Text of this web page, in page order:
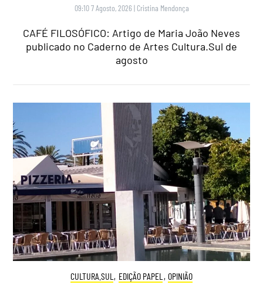
09:10 7 Agosto, 2026 | Cristina Mendonça
CAFÉ FILOSÓFICO: Artigo de Maria João Neves
publicado no Caderno de Artes Cultura.Sul de
agosto
CULTURA.SUL , EDIÇÃO PAPEL , OPINIÃO